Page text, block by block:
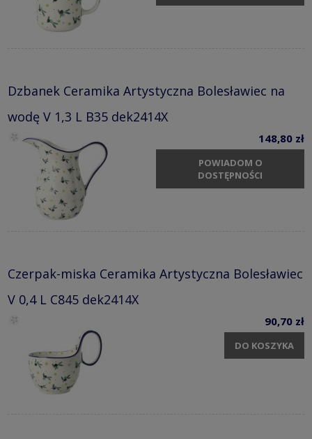
Dzbanek Ceramika Artystyczna Bolesławiec na
wodę V 1,3 L B35 dek2414X
148,80 zł
POWIADOM O
DOSTĘPNOŚCI
Czerpak-miska Ceramika Artystyczna Bolesławiec
V 0,4 L C845 dek2414X
90,70 zł
DO KOSZYKA